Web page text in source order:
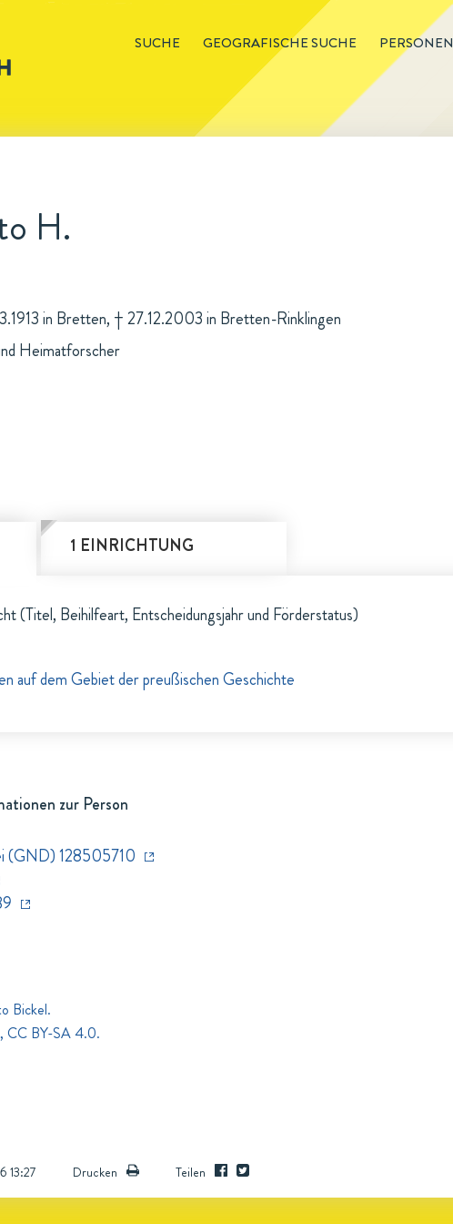
SUCHE GEOGRAFISCHE SUCHE PERSONEN
H.
in Bretten, † 27.12.2003 in Bretten-Rinklingen
Heimatforscher
1 EINRICHTUNG
(Titel, Beihilfeart, Entscheidungsjahr und Förderstatus)
auf dem Gebiet der preußischen Geschichte
zur Person
(GND) 128505710
Bickel.
CC BY-SA 4.0.
13:27 Drucken Teilen